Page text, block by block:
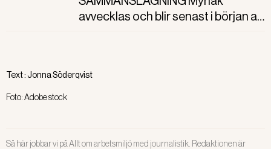
avvecklas och blir senast i början av
till sammanslagningen. Men
Text :Jonna Söderqvist
Foto:Adobe stock
Så här jobbar vi på Allt om arbetsmiljö med journalistik. Redaktionen är